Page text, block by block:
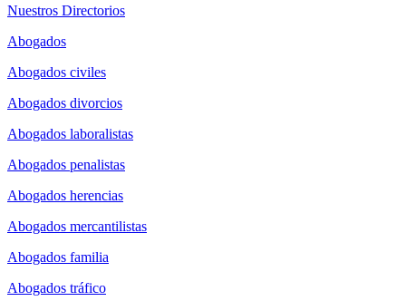
Nuestros Directorios
Abogados
Abogados civiles
Abogados divorcios
Abogados laboralistas
Abogados penalistas
Abogados herencias
Abogados mercantilistas
Abogados familia
Abogados tráfico